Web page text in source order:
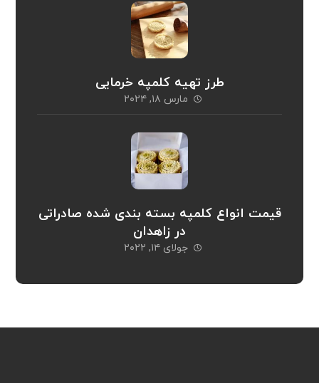
طرز تهیه کلمپه خرمایی
مارس ۱۸, ۲۰۲۴
قیمت انواع کلمپه بسته بندی شده صادراتی
در زاهدان
جولای ۱۴, ۲۰۲۲